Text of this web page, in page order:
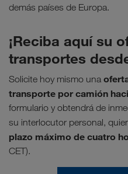
demás países de Europa.
¡Reciba aquí su
transportes
Solicite hoy mismo una
transporte por camión
formulario y obtendrá de
su interlocutor personal,
plazo máximo de cuatro
CET).